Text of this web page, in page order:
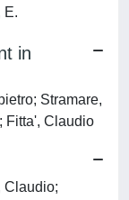
E.
in
Stramare,
Fitta', Claudio
Claudio;